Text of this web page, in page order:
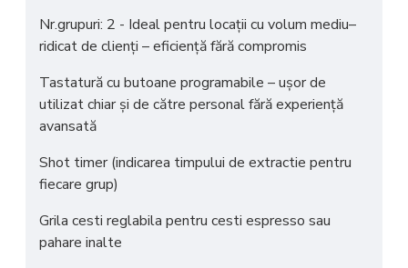
Nr.grupuri: 2 - Ideal pentru locații cu volum mediu–
ridicat de clienți – eficiență fără compromis
Tastatură cu butoane programabile – ușor de
utilizat chiar și de către personal fără experiență
avansată
Shot timer (indicarea timpului de extractie pentru
fiecare grup)
Grila cesti reglabila pentru cesti espresso sau
pahare inalte